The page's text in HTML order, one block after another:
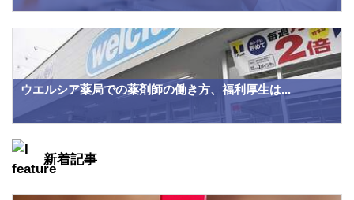
ウエルシア薬局での薬剤師の働き方、福利厚生は...
新着記事